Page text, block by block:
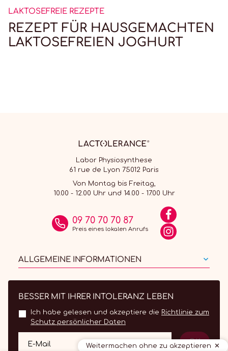
LAKTOSEFREIE REZEPTE
REZEPT FÜR HAUSGEMACHTEN
LAKTOSEFREIEN JOGHURT
Labor Physiosynthese
61 rue de Lyon 75012 Paris
Von Montag bis Freitag,
10.00 - 12.00 Uhr und 14.00 - 17.00 Uhr
09 70 70 70 87
Preis eines lokalen Anrufs
ALLGEMEINE INFORMATIONEN
BESSER MIT IHRER INTOLERANZ LEBEN
Ich habe gelesen und akzeptiere die Richtlinie zum
Schutz persönlicher Daten
E-Mail OK
Weitermachen ohne zu akzeptieren